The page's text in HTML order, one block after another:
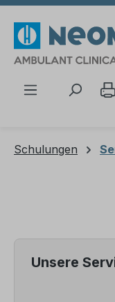
Schulungen
Unsere